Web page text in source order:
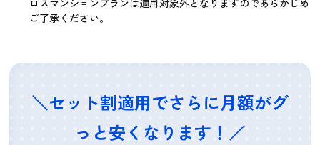
ご了承ください。
＼セット割適用でさらに月額がグ
っと安くなります！／